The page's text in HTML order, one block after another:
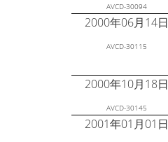
AVCD-30094
2000年06月14日
AVCD-30115
2000年10月18日
AVCD-30145
2001年01月01日